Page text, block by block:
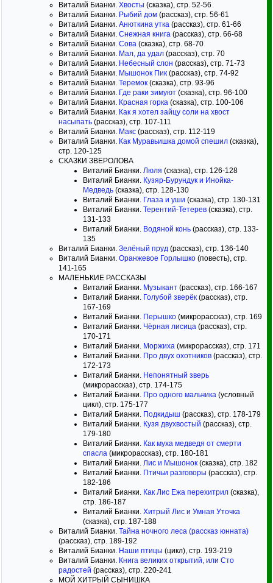
Виталий Бианки. Хвосты (сказка), стр. 52-56
Виталий Бианки. Рыбий дом (рассказ), стр. 56-61
Виталий Бианки. Анюткина утка (рассказ), стр. 61-66
Виталий Бианки. Снежная книга (рассказ), стр. 66-68
Виталий Бианки. Сова (сказка), стр. 68-70
Виталий Бианки. Мал, да удал (рассказ), стр. 70
Виталий Бианки. Небесный слон (рассказ), стр. 71-73
Виталий Бианки. Мышонок Пик (рассказ), стр. 74-92
Виталий Бианки. Теремок (сказка), стр. 93-96
Виталий Бианки. Где раки зимуют (сказка), стр. 96-100
Виталий Бианки. Красная горка (сказка), стр. 100-106
Виталий Бианки. Как я хотел зайцу соли на хвост
насыпать (рассказ), стр. 107-111
Виталий Бианки. Макс (рассказ), стр. 112-119
Виталий Бианки. Как Муравьишка домой спешил (сказка),
стр. 120-125
СКАЗКИ ЗВЕРОЛОВА
Виталий Бианки. Люля (сказка), стр. 126-128
Виталий Бианки. Кузяр-Бурундук и Инойка-
Медведь (сказка), стр. 128-130
Виталий Бианки. Глаза и уши (сказка), стр. 130-131
Виталий Бианки. Терентий-Тетерев (сказка), стр.
131-133
Виталий Бианки. Водяной конь (рассказ), стр. 133-
135
Виталий Бианки. Зелёный пруд (рассказ), стр. 136-140
Виталий Бианки. Оранжевое Горлышко (повесть), стр.
141-165
МАЛЕНЬКИЕ РАССКАЗЫ
Виталий Бианки. Музыкант (рассказ), стр. 166-167
Виталий Бианки. Голубой зверёк (рассказ), стр.
167-169
Виталий Бианки. Перышко (микрорассказ), стр. 169
Виталий Бианки. Чёрная лисица (рассказ), стр.
170-171
Виталий Бианки. Моржиха (микрорассказ), стр. 171
Виталий Бианки. Про двух охотников (рассказ), стр.
172-173
Виталий Бианки. Непонятный зверь
(микрорассказ), стр. 174-175
Виталий Бианки. Про одного мальчика (условный
цикл), стр. 175-177
Виталий Бианки. Подкидыш (рассказ), стр. 178-179
Виталий Бианки. Кузя двухвостый (рассказ), стр.
179-180
Виталий Бианки. Как муха медведя от смерти
спасла (микрорассказ), стр. 180-181
Виталий Бианки. Лис и Мышонок (сказка), стр. 182
Виталий Бианки. Птичьи разговоры (рассказ), стр.
182-186
Виталий Бианки. Как Лис Ежа перехитрил (сказка),
стр. 186-187
Виталий Бианки. Хитрый Лис и Умная Уточка
(сказка), стр. 187-188
Виталий Бианки. Тайна ночного леса (рассказ юнната)
(рассказ), стр. 189-192
Виталий Бианки. Наши птицы (цикл), стр. 193-219
Виталий Бианки. Книга великих открытий, или Сто
радостей (рассказ), стр. 220-241
МОЙ ХИТРЫЙ СЫНИШКА